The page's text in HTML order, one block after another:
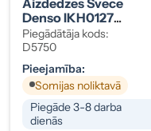
Denso IKH0127
M14x1.25
Piegādātāja kods:
D5750
Pieejamība:
Somijas noliktavā
Piegāde 3-8 darba
dienās